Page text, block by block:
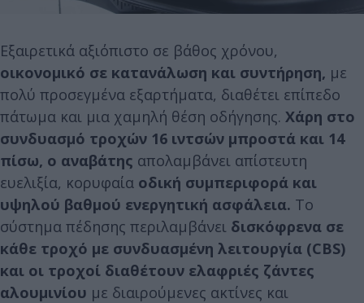
Εξαιρετικά αξιόπιστο σε βάθος χρόνου,
οικονομικό σε κατανάλωση και συντήρηση, με
πολύ προσεγμένα εξαρτήματα, διαθέτει επίπεδο
πάτωμα και μια χαμηλή θέση οδήγησης. Χάρη στο
συνδυασμό τροχών 16 ιντσών μπροστά και 14
πίσω, ο αναβάτης απολαμβάνει απίστευτη
ευελιξία, κορυφαία οδική συμπεριφορά και
υψηλού βαθμού ενεργητική ασφάλεια. Το
σύστημα πέδησης περιλαμβάνει δισκόφρενα σε
κάθε τροχό με συνδυασμένη λειτουργία (CBS)
και οι τροχοί διαθέτουν ελαφριές ζάντες
αλουμινίου με διαιρούμενες ακτίνες και